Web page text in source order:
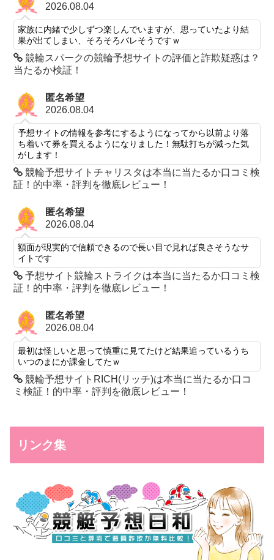
2026.08.04
家族に内緒で少しずつ楽しんでいますが、思っていたより結
果が出てしまい、そろそろバレそうですｗ
競輪スパークの競輪予想サイトの評価と詐欺疑惑は？
当たるか検証！
匿名希望
2026.08.04
予想サイトの情報を参考にするようになってから以前より落
ち着いて券を買えるようになりました！無駄打ちが減った気
がします！
競輪予想サイトチャリスタは本当に当たるか口コミ検
証！的中率・評判を徹底レビュー！
匿名希望
2026.08.04
額面が現実的で信頼できるので長い目で見れば良さそうなサ
イトです
予想サイト競輪ストライクは本当に当たるか口コミ検
証！的中率・評判を徹底レビュー！
匿名希望
2026.08.04
最初は怪しいと思って慎重に見てたけど結果追っているうち
いつのまにか課金してたｗ
競輪予想サイトRICH(リッチ)は本当に当たるか口コ
ミ検証！的中率・評判を徹底レビュー！
リンク集